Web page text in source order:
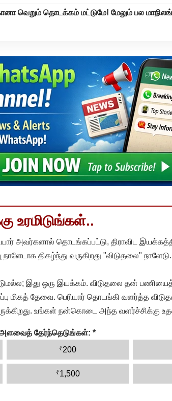
வெறும் தொடக்கம் மட்டுமே! மேலும் பல
உரமிடுங்கள்..
அவர்களால் தொடங்கப்பட்டு, திராவிட
திகழ்ந்து வருகிறது "விடுதலை" நாளேடு.
இது ஒரு இயக்கம். விடுதலை தன்
மிகத் தேவை. பெரியார் தொடங்கி வளர்த்த
உங்கள் நன்கொடை அந்த வளர்ச்சிக்கு
தேர்ந்தெடுங்கள்: *
₹200
₹1,500